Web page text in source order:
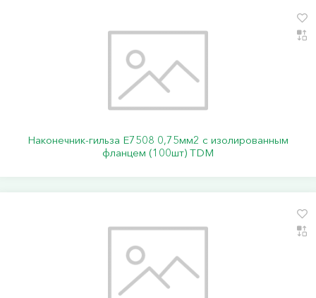
Наконечник-гильза Е7508 0,75мм2 с изолированным
фланцем (100шт) TDM